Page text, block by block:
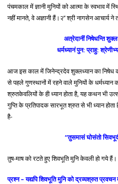
पंचमकाल में ज्ञानी मुनियों को आत्मा के स्वभाव में
नहीं मानते, वे अज्ञानी हैं।२’’ श्री नागसेन आचार्य ने
अत्रेदानीं निषेधन्ति
धर्मध्यानं पुन: प्राहु:
आज इस काल में जिनेन्द्रदेव शुक्लध्यान का निषेध
से पहले गुणस्थानों में रहने वाले मुनियों के धर्मध्यान
श्रुतकेवलियों के ही ध्यान होता है, यह कथन भी
गुप्ति के प्रतिपादक सारभूत श्रुत से भी ध्यान होता
है-
‘‘तुसमासं घोसंतो
तुष-माष को रटते हुए शिवभूति मुनि केवली हो गये हैं।
प्रश्न – यद्यपि शिवभूति मुनि को द्रव्यश्रुत